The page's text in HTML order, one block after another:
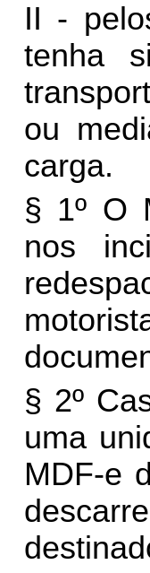
II -
tenha
ou
carga.
§ 1º O
nos
§ 2º
uma
MDF-e